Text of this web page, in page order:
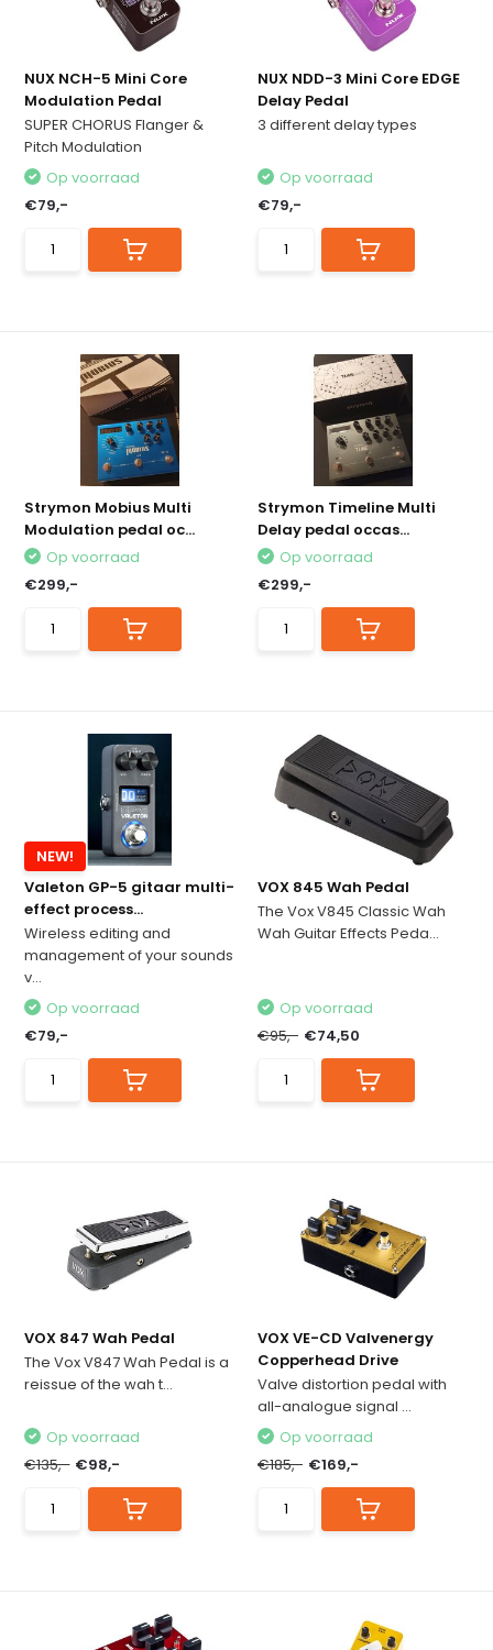
NUX NCH-5 Mini Core
Modulation Pedal
SUPER CHORUS Flanger &
Pitch Modulation
Op voorraad
€79,-
NUX NDD-3 Mini Core EDGE
Delay Pedal
3 different delay types
Op voorraad
€79,-
Strymon Mobius Multi
Modulation pedal oc...
Op voorraad
€299,-
Strymon Timeline Multi
Delay pedal occas...
Op voorraad
€299,-
NEW!
Valeton GP-5 gitaar multi-
effect process...
Wireless editing and
management of your sounds
v...
Op voorraad
€79,-
VOX 845 Wah Pedal
The Vox V845 Classic Wah
Wah Guitar Effects Peda...
Op voorraad
€95,- €74,50
VOX 847 Wah Pedal
The Vox V847 Wah Pedal is a
reissue of the wah t...
Op voorraad
€135,- €98,-
VOX VE-CD Valvenergy
Copperhead Drive
Valve distortion pedal with
all-analogue signal ...
Op voorraad
€185,- €169,-